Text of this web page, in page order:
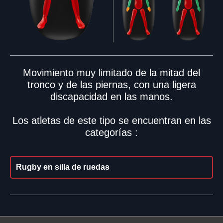
Movimiento muy limitado de la mitad del
tronco y de las piernas, con una ligera
discapacidad en las manos.
Los atletas de este tipo se encuentran en las
categorías :
Rugby en silla de ruedas